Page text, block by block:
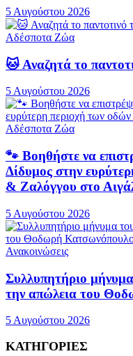
5 Αυγούστου 2026
Αδέσποτα Ζώα
🐱 Αναζητά το
5 Αυγούστου 2026
Αδέσποτα Ζώα
🐾 Βοηθήστε να
Δίδυμος στην
& Ζαλόγγου στο
5 Αυγούστου 2026
Ανακοινώσεις
Συλλυπητήριο
την απώλεια του
5 Αυγούστου 2026
ΚΑΤΗΓΟΡΙΕΣ